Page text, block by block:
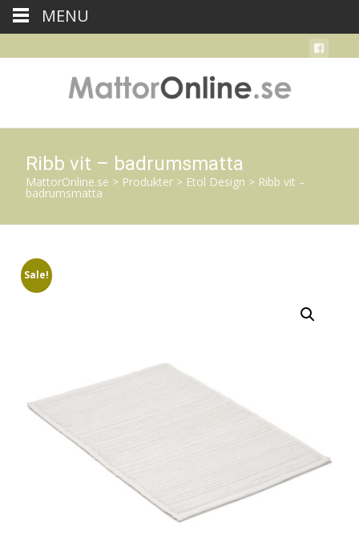
Ribb vit – badrumsmatta
MattorOnline.se > Produkter > Etol Design > Ribb vit –
badrumsmatta
Sale!
MENU